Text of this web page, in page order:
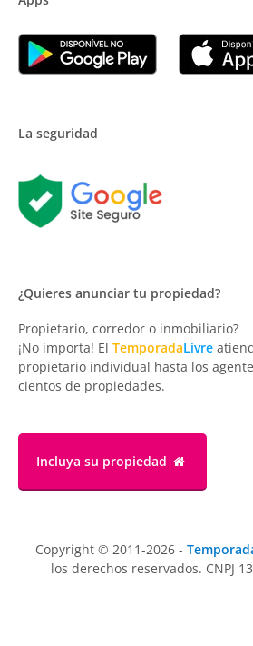
La seguridad
¿Quieres anunciar tu propiedad?
Propietario, corredor o inmobiliario?
¡No importa! El TemporadaLivre
propietario individual hasta los
cientos de propiedades.
Incluya su propiedad
Copyright © 2011-2026 -
los derechos reservados. CNPJ